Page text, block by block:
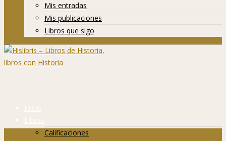
Mis entradas
Mis publicaciones
Libros que sigo
Inicio
Libros
Calificaciones